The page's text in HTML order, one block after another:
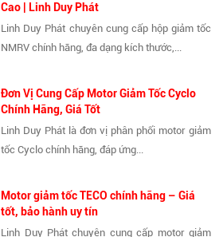
Cao | Linh Duy Phát
Linh Duy Phát chuyên cung cấp hộp giảm tốc
NMRV chính hãng, đa dạng kích thước,...
Đơn Vị Cung Cấp Motor Giảm Tốc Cyclo
Chính Hãng, Giá Tốt
Linh Duy Phát là đơn vị phân phối motor giảm
tốc Cyclo chính hãng, đáp ứng...
Motor giảm tốc TECO chính hãng – Giá
tốt, bảo hành uy tín
Linh Duy Phát chuyên cung cấp motor giảm